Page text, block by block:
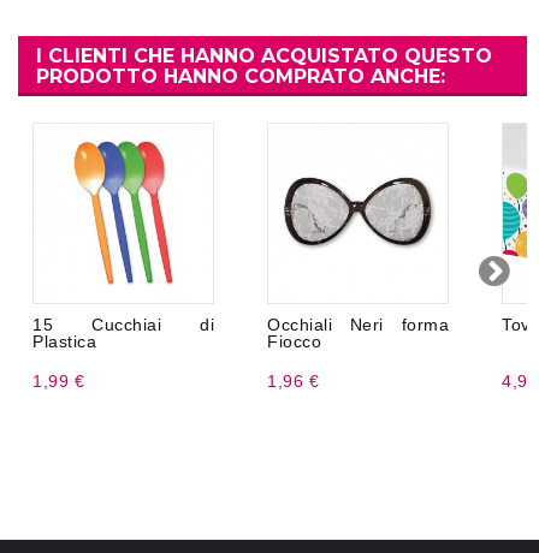
I CLIENTI CHE HANNO ACQUISTATO QUESTO
PRODOTTO HANNO COMPRATO ANCHE:
15 Cucchiai di
Plastica
1,99 €
Occhiali Neri forma
Fiocco
1,96 €